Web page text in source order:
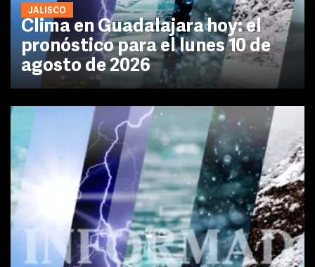
JALISCO
Clima en Guadalajara hoy: el
pronóstico para el lunes 10 de
agosto de 2026